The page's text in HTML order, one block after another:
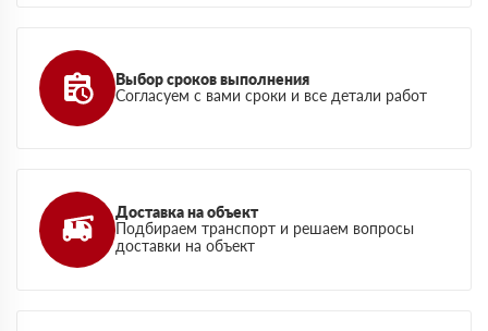
Выбор сроков выполнения
Согласуем с вами сроки и все детали работ
Доставка на объект
Подбираем транспорт и решаем вопросы
доставки на объект